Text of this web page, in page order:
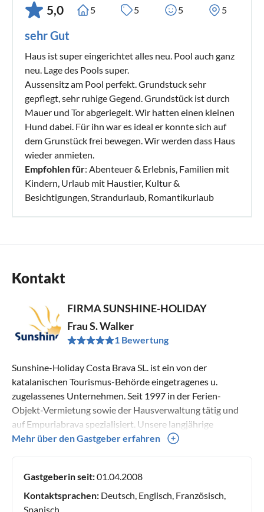
5,0 5 5 5 5
sehr Gut
Haus ist super eingerichtet alles neu. Pool auch ganz
neu. Lage des Pools super.
Aussensitz am Pool perfekt. Grundstuck sehr
gepflegt, sehr ruhige Gegend. Grundstück ist durch
Mauer und Tor abgeriegelt. Wir hatten einen kleinen
Hund dabei. Für ihn war es ideal er konnte sich auf
dem Grunstück frei bewegen. Wir werden dass Haus
wieder anmieten.
Empfohlen für: Abenteuer & Erlebnis, Familien mit
Kindern, Urlaub mit Haustier, Kultur &
Besichtigungen, Strandurlaub, Romantikurlaub
Kontakt
FIRMA SUNSHINE-HOLIDAY
Frau S. Walker
1 Bewertung
Sunshine-Holiday Costa Brava SL. ist ein von der
katalanischen Tourismus-Behörde eingetragenes u.
zugelassenes Unternehmen. Seit 1997 in der Ferien-
Objekt-Vermietung sowie der Hausverwaltung tätig und
auf Empuriabrava spezialisiert. Unsere langjährige
Erfahrung ist Ihr Vorteil, denn wir haben nur persönlich
Angebot. Das breit gefächerte Angebot bietet jedem
Kunden ein passendes Objekt. Vom einfachen kleinen
Studio über topausgestattete Ferienwohnungen,
Mehr über den Gastgeber erfahren
Gastgeberin seit:01.04.2008
Kontaktsprachen: Deutsch, Englisch, Französisch,
Spanisch